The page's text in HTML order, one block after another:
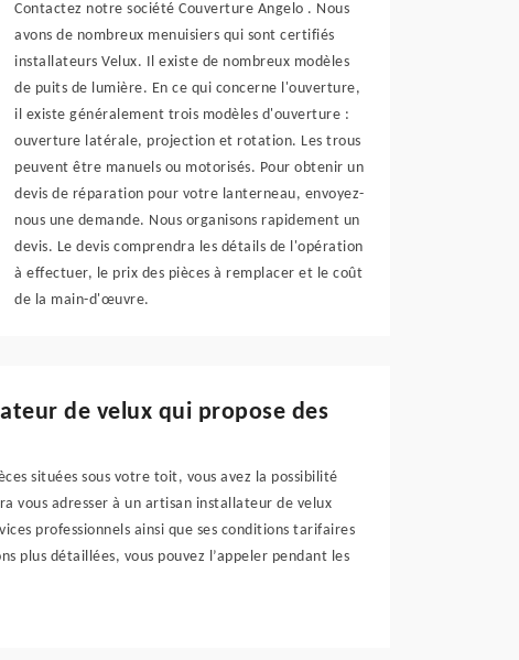
Contactez notre société Couverture Angelo . Nous
avons de nombreux menuisiers qui sont certifiés
installateurs Velux. Il existe de nombreux modèles
de puits de lumière. En ce qui concerne l'ouverture,
il existe généralement trois modèles d'ouverture :
ouverture latérale, projection et rotation. Les trous
peuvent être manuels ou motorisés. Pour obtenir un
devis de réparation pour votre lanterneau, envoyez-
nous une demande. Nous organisons rapidement un
devis. Le devis comprendra les détails de l'opération
à effectuer, le prix des pièces à remplacer et le coût
de la main-d'œuvre.
de velux qui propose des
situées sous votre toit, vous avez la possibilité
vous adresser à un artisan installateur de velux
professionnels ainsi que ses conditions tarifaires
plus détaillées, vous pouvez l’appeler pendant les